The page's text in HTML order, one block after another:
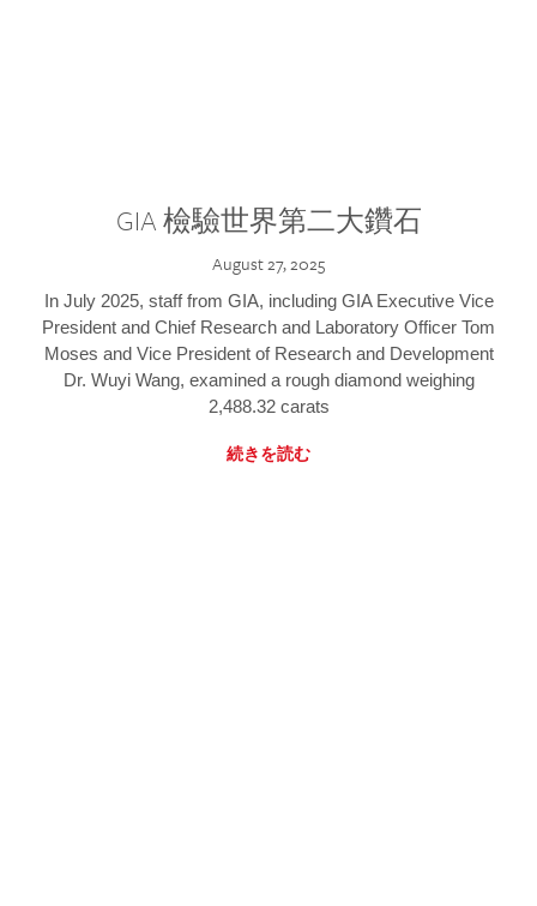
GIA 檢驗世界第二大鑽石
August 27, 2025
In July 2025, staff from GIA, including GIA Executive Vice
President and Chief Research and Laboratory Officer Tom
Moses and Vice President of Research and Development
Dr. Wuyi Wang, examined a rough diamond weighing
2,488.32 carats
続きを読む